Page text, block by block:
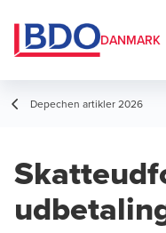
DANMARK
Depechen artikler 2026